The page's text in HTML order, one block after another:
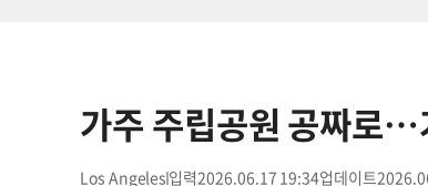
가주 주립공원 공짜로
Los Angeles 2026.06.17 19:34